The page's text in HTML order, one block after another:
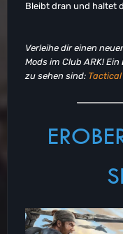
Bleibt dran und haltet
Verleihe dir einen
Mods im Club ARK!
zu sehen sind: